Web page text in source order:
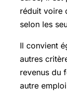
réduit voire
selon les
Il convient
autres
revenus du
autre